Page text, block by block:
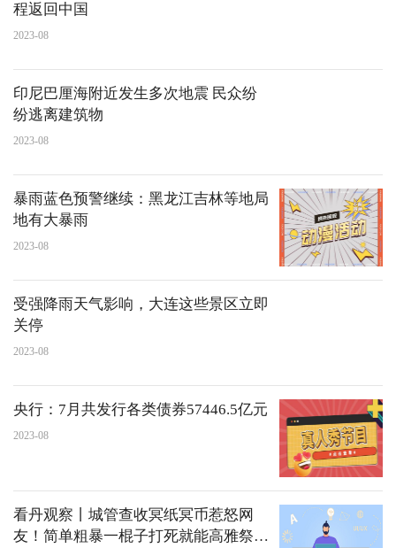
程返回中国
2023-08
印尼巴厘海附近发生多次地震 民众纷
纷逃离建筑物
2023-08
暴雨蓝色预警继续：黑龙江吉林等地局
地有大暴雨
2023-08
受强降雨天气影响，大连这些景区立即
关停
2023-08
央行：7月共发行各类债券57446.5亿元
2023-08
看丹观察丨城管查收冥纸冥币惹怒网
友！简单粗暴一棍子打死就能高雅祭祀